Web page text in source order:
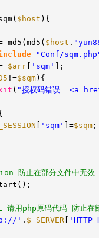
$host ){
md5(md5( $host .
"Conf/
$arr 'sqm'
];
!=$sqm ){
( "授权码错误 <a
'sqm' ]=$sqm ;
防止在部分文件中无效
请用php原码代码 防止在
' . $_SERVER